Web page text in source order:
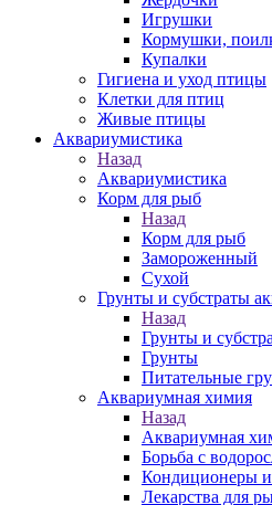
Игрушки
Кормушки,
Купалки
Гигиена и уход птицы
Клетки для птиц
Живые птицы
Аквариумистика
Назад
Аквариумистика
Корм для рыб
Назад
Корм для рыб
Замороженный
Сухой
Грунты и субстраты
Назад
Грунты и
Грунты
Питательные
Аквариумная химия
Назад
Аквариумная
Борьба с
Кондиционеры и
Лекарства для